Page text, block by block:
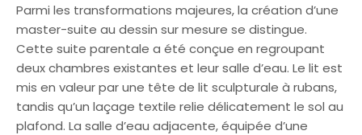
Parmi les transformations majeures, la création d’une
master-suite au dessin sur mesure se distingue.
Cette suite parentale a été conçue en regroupant
deux chambres existantes et leur salle d’eau. Le lit est
mis en valeur par une tête de lit sculpturale à rubans,
tandis qu’un laçage textile relie délicatement le sol au
plafond. La salle d’eau adjacente, équipée d’une